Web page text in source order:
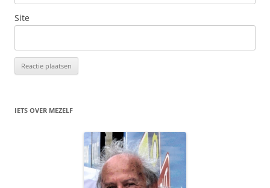
Site
IETS OVER MEZELF